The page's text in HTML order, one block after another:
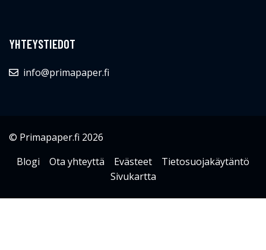
YHTEYSTIEDOT
info@primapaper.fi
© Primapaper.fi 2026
Blogi
Ota yhteyttä Evästeet
Tietosuojakäytäntö
Sivukartta